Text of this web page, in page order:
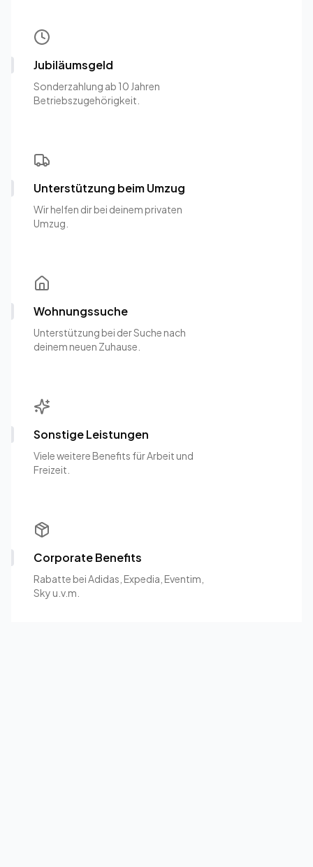
Jubiläumsgeld
Sonderzahlung ab 10 Jahren
Betriebszugehörigkeit.
Unterstützung beim Umzug
Wir helfen dir bei deinem privaten
Umzug.
Wohnungssuche
Unterstützung bei der Suche nach
deinem neuen Zuhause.
Sonstige Leistungen
Viele weitere Benefits für Arbeit und
Freizeit.
Corporate Benefits
Rabatte bei Adidas, Expedia, Eventim,
Sky u.v.m.